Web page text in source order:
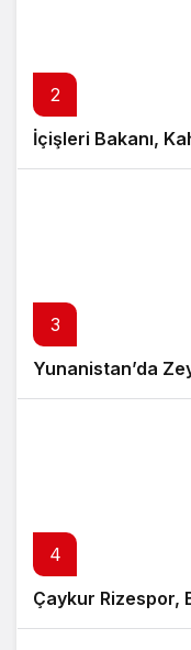
2
İçişleri Bakanı,
3
Yunanistan’da
4
Çaykur Rizespor,